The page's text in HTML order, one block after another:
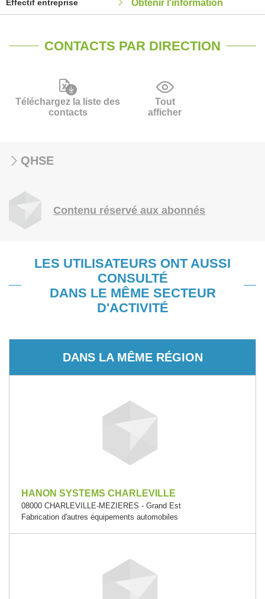
Effectif entreprise Obtenir l'information
CONTACTS PAR DIRECTION
Téléchargez la liste des
contacts
Tout
afficher
QHSE
Contenu réservé aux abonnés
LES UTILISATEURS ONT AUSSI
CONSULTÉ
DANS LE MÊME SECTEUR
D'ACTIVITÉ
DANS LA MÊME RÉGION
HANON SYSTEMS CHARLEVILLE
08000 CHARLEVILLE-MEZIERES - Grand Est
Fabrication d'autres équipements automobiles